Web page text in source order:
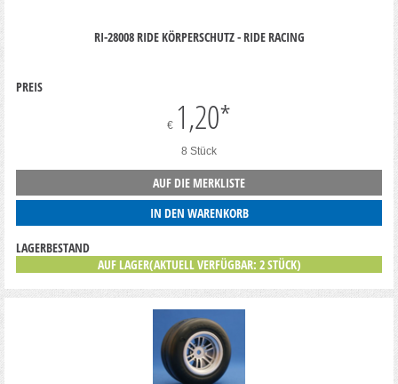
RI-28008 RIDE KÖRPERSCHUTZ - RIDE RACING
PREIS
€ 1,20*
8 Stück
AUF DIE MERKLISTE
IN DEN WARENKORB
LAGERBESTAND
AUF LAGER(AKTUELL VERFÜGBAR: 2 STÜCK)